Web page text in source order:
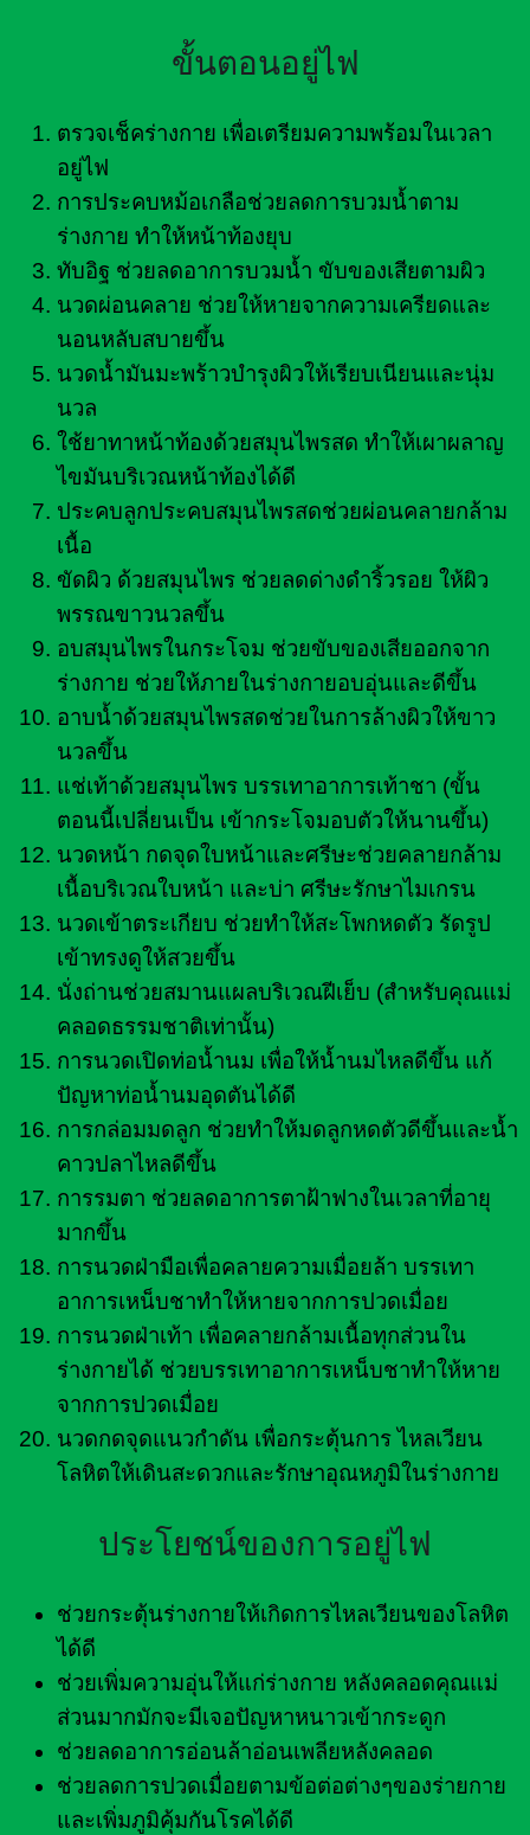
ขั้นตอนอยู่ไฟ
ตรวจเช็คร่างกาย เพื่อเตรียมความพร้อมในเวลา
อยู่ไฟ
การประคบหม้อเกลือช่วยลดการบวมน้ำตาม
ร่างกาย ทำให้หน้าท้องยุบ
ทับอิฐ ช่วยลดอาการบวมน้ำ ขับของเสียตามผิว
นวดผ่อนคลาย ช่วยให้หายจากความเครียดและ
นอนหลับสบายขึ้น
นวดน้ำมันมะพร้าวบำรุงผิวให้เรียบเนียนและนุ่ม
นวล
ใช้ยาทาหน้าท้องด้วยสมุนไพรสด ทำให้เผาผลาญ
ไขมันบริเวณหน้าท้องได้ดี
ประคบลูกประคบสมุนไพรสดช่วยผ่อนคลายกล้าม
เนื้อ
ขัดผิว ด้วยสมุนไพร ช่วยลดด่างดำริ้วรอย ให้ผิว
พรรณขาวนวลขึ้น
อบสมุนไพรในกระโจม ช่วยขับของเสียออกจาก
ร่างกาย ช่วยให้ภายในร่างกายอบอุ่นและดีขึ้น
อาบน้ำด้วยสมุนไพรสดช่วยในการล้างผิวให้ขาว
นวลขึ้น
แช่เท้าด้วยสมุนไพร บรรเทาอาการเท้าชา (ขั้น
ตอนนี้เปลี่ยนเป็น เข้ากระโจมอบตัวให้นานขึ้น)
นวดหน้า กดจุดใบหน้าและศรีษะช่วยคลายกล้าม
เนื้อบริเวณใบหน้า และบ่า ศรีษะรักษาไมเกรน
นวดเข้าตระเกียบ ช่วยทำให้สะโพกหดตัว รัดรูป
เข้าทรงดูให้สวยขึ้น
นั่งถ่านช่วยสมานแผลบริเวณฝีเย็บ (สำหรับคุณแม่
คลอดธรรมชาติเท่านั้น)
การนวดเปิดท่อน้ำนม เพื่อให้น้ำนมไหลดีขึ้น แก้
ปัญหาท่อน้ำนมอุดตันได้ดี
การกล่อมมดลูก ช่วยทำให้มดลูกหดตัวดีขึ้นและน้ำ
คาวปลาไหลดีขึ้น
การรมตา ช่วยลดอาการตาฝ้าฟางในเวลาที่อายุ
มากขึ้น
การนวดฝ่ามือเพื่อคลายความเมื่อยล้า บรรเทา
อาการเหน็บชาทำให้หายจากการปวดเมื่อย
การนวดฝ่าเท้า เพื่อคลายกล้ามเนื้อทุกส่วนใน
ร่างกายได้ ช่วยบรรเทาอาการเหน็บชาทำให้หาย
จากการปวดเมื่อย
นวดกดจุดแนวกำดัน เพื่อกระตุ้นการ ไหลเวียน
โลหิตให้เดินสะดวกและรักษาอุณหภูมิในร่างกาย
ประโยชน์ของการอยู่ไฟ
ช่วยกระตุ้นร่างกายให้เกิดการไหลเวียนของโลหิต
ได้ดี
ช่วยเพิ่มความอุ่นให้แก่ร่างกาย หลังคลอดคุณแม่
ส่วนมากมักจะมีเจอปัญหาหนาวเข้ากระดูก
ช่วยลดอาการอ่อนล้าอ่อนเพลียหลังคลอด
ช่วยลดการปวดเมื่อยตามข้อต่อต่างๆของร่ายกาย
และเพิ่มภูมิคุ้มกันโรคได้ดี